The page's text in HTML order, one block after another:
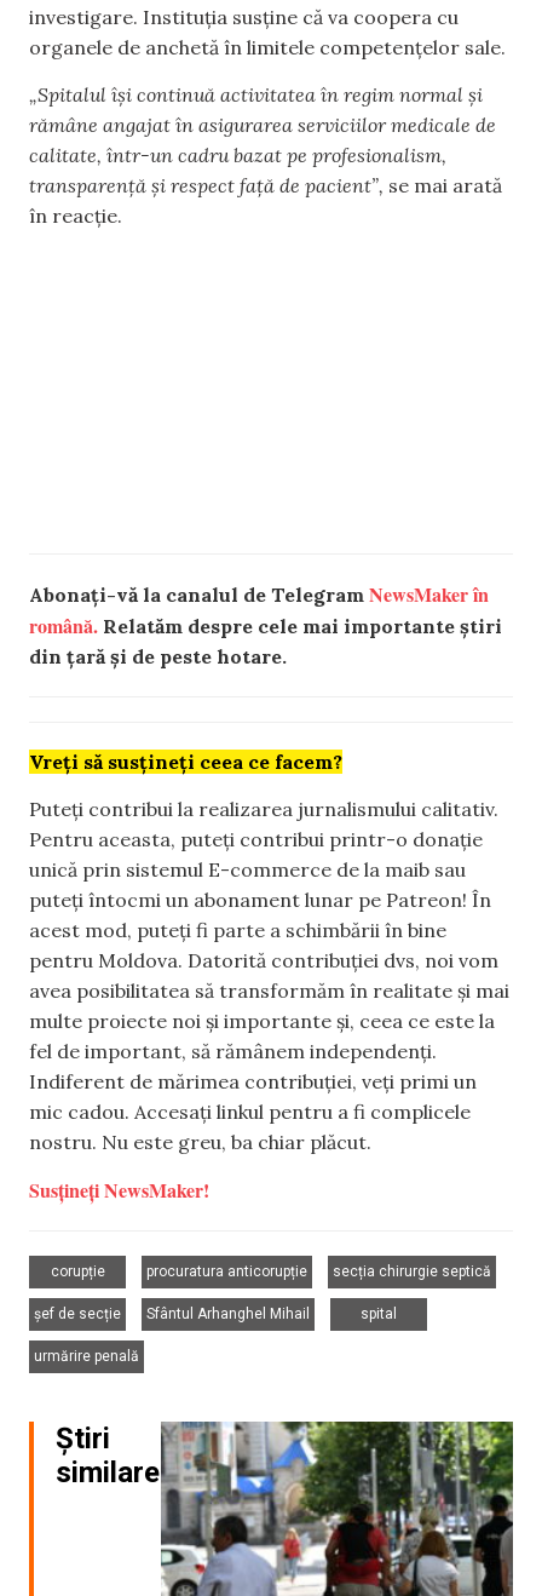
investigare. Instituția susține că va coopera cu
organele de anchetă în limitele competențelor sale.
„Spitalul își continuă activitatea în regim normal și
rămâne angajat în asigurarea serviciilor medicale de
calitate, într-un cadru bazat pe profesionalism,
transparență și respect față de pacient”, se mai arată
în reacție.
Abonați-vă la canalul de Telegram NewsMaker în
română. Relatăm despre cele mai importante știri
din țară și de peste hotare.
Vreți să susțineți ceea ce facem?
Puteți contribui la realizarea jurnalismului calitativ.
Pentru aceasta, puteți contribui printr-o donație
unică prin sistemul E-commerce de la maib sau
puteți întocmi un abonament lunar pe Patreon! În
acest mod, puteți fi parte a schimbării în bine
pentru Moldova. Datorită contribuției dvs, noi vom
avea posibilitatea să transformăm în realitate și mai
multe proiecte noi și importante și, ceea ce este la
fel de important, să rămânem independenți.
Indiferent de mărimea contribuției, veți primi un
mic cadou. Accesați linkul pentru a fi complicele
nostru. Nu este greu, ba chiar plăcut.
Susțineți NewsMaker!
corupție
procuratura anticorupție
secția chirurgie septică
șef de secție
Sfântul Arhanghel Mihail
spital
urmărire penală
Știri
similare